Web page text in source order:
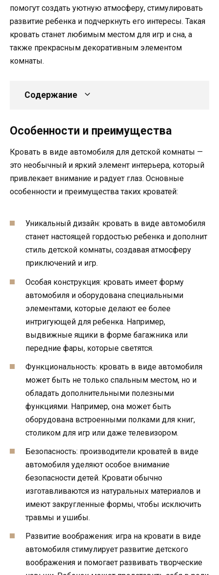
помогут создать уютную атмосферу, стимулировать
развитие ребенка и подчеркнуть его интересы. Такая
кровать станет любимым местом для игр и сна, а
также прекрасным декоративным элементом
комнаты.
Содержание
Особенности и преимущества
Кровать в виде автомобиля для детской комнаты —
это необычный и яркий элемент интерьера, который
привлекает внимание и радует глаз. Основные
особенности и преимущества таких кроватей:
Уникальный дизайн: кровать в виде автомобиля
станет настоящей гордостью ребенка и дополнит
стиль детской комнаты, создавая атмосферу
приключений и игр.
Особая конструкция: кровать имеет форму
автомобиля и оборудована специальными
элементами, которые делают ее более
интригующей для ребенка. Например,
выдвижные ящики в форме багажника или
передние фары, которые светятся.
Функциональность: кровать в виде автомобиля
может быть не только спальным местом, но и
обладать дополнительными полезными
функциями. Например, она может быть
оборудована встроенными полками для книг,
столиком для игр или даже телевизором.
Безопасность: производители кроватей в виде
автомобиля уделяют особое внимание
безопасности детей. Кровати обычно
изготавливаются из натуральных материалов и
имеют закругленные формы, чтобы исключить
травмы и ушибы.
Развитие воображения: игра на кровати в виде
автомобиля стимулирует развитие детского
воображения и помогает развивать творческие